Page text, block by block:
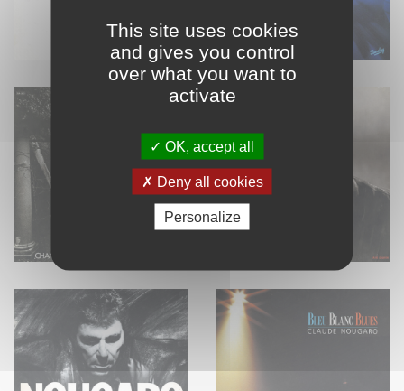
This site uses cookies
and gives you control
over what you want to
activate
OK, accept all
Deny all cookies
Personalize